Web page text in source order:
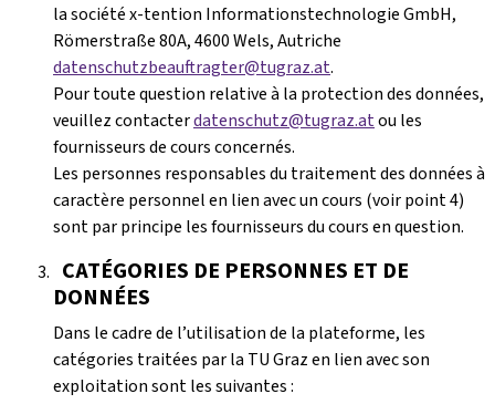
la société x-tention Informationstechnologie GmbH,
Römerstraße 80A, 4600 Wels, Autriche
datenschutzbeauftragter@tugraz.at.
Pour toute question relative à la protection des données,
veuillez contacterdatenschutz@tugraz.atou les
fournisseurs de cours concernés.
Les personnes responsables du traitement des données à
caractère personnel en lien avec un cours (voir point 4)
sont par principe les fournisseurs du cours en question.
CATÉGORIES DE PERSONNES ET DE
DONNÉES
Dans le cadre de l’utilisation de la plateforme, les
catégories traitées par la TU Graz en lien avec son
exploitation sont les suivantes :